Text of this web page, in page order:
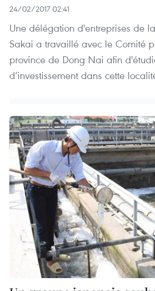
24/02/2017 02:41
Une délégation d'entreprises de
Sakai a travaillé avec le Comité
province de Dong Nai afin
d’investissement dans cette